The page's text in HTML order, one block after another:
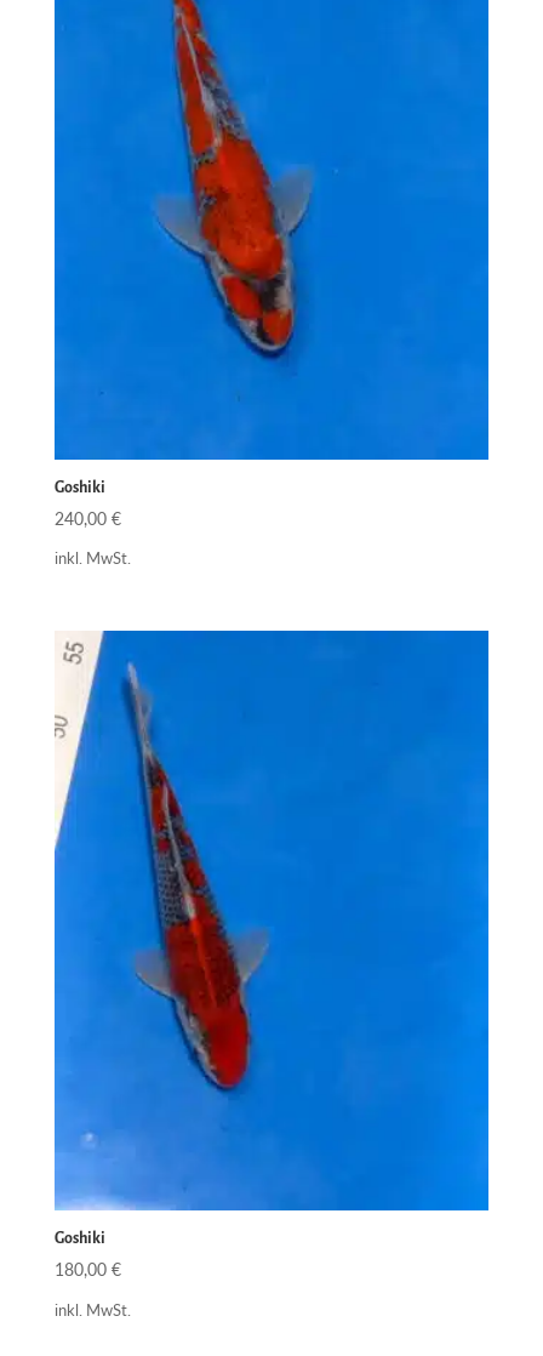
Goshiki
240,00 €
inkl. MwSt.
Goshiki
180,00 €
inkl. MwSt.